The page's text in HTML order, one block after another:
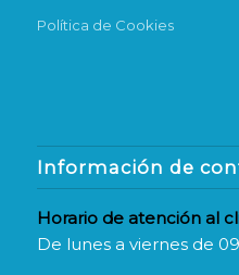
Política de Cookies
Información de
Horario de atención al
De lunes a viernes de